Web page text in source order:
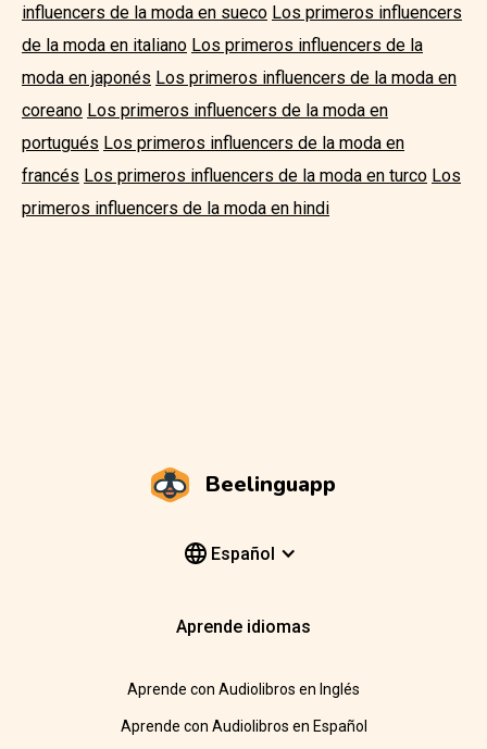
influencers de la moda en sueco Los primeros influencers
de la moda en italiano Los primeros influencers de la
moda en japonés Los primeros influencers de la moda en
coreano Los primeros influencers de la moda en
portugués Los primeros influencers de la moda en
francés Los primeros influencers de la moda en turco Los
primeros influencers de la moda en hindi
Beelinguapp
Español
Aprende idiomas
Aprende con Audiolibros en Inglés
Aprende con Audiolibros en Español